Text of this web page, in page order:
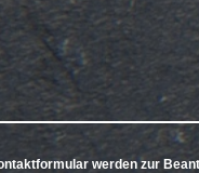
werden zur